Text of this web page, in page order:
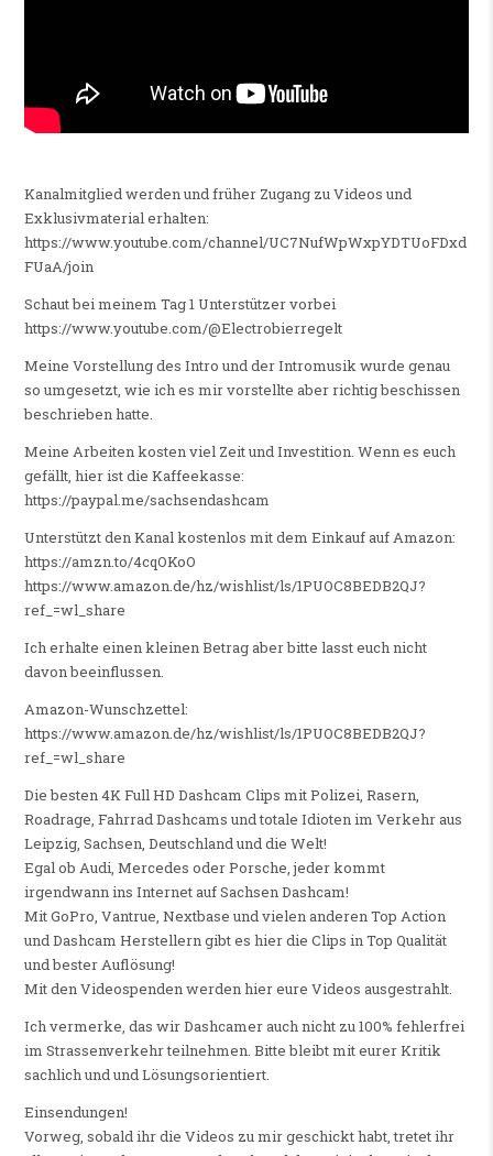
Kanalmitglied werden und früher Zugang zu Videos und
Exklusivmaterial erhalten:
https://www.youtube.com/channel/UC7NufWpWxpYDTUoFDxd
FUaA/join
Schaut bei meinem Tag 1 Unterstützer vorbei
https://www.youtube.com/@Electrobierregelt
Meine Vorstellung des Intro und der Intromusik wurde genau
so umgesetzt, wie ich es mir vorstellte aber richtig beschissen
beschrieben hatte.
Meine Arbeiten kosten viel Zeit und Investition. Wenn es euch
gefällt, hier ist die Kaffeekasse:
https://paypal.me/sachsendashcam
Unterstützt den Kanal kostenlos mit dem Einkauf auf Amazon:
https://amzn.to/4cqOKoO
https://www.amazon.de/hz/wishlist/ls/1PUOC8BEDB2QJ?
ref_=wl_share
Ich erhalte einen kleinen Betrag aber bitte lasst euch nicht
davon beeinflussen.
Amazon-Wunschzettel:
https://www.amazon.de/hz/wishlist/ls/1PUOC8BEDB2QJ?
ref_=wl_share
Die besten 4K Full HD Dashcam Clips mit Polizei, Rasern,
Roadrage, Fahrrad Dashcams und totale Idioten im Verkehr aus
Leipzig, Sachsen, Deutschland und die Welt!
Egal ob Audi, Mercedes oder Porsche, jeder kommt
irgendwann ins Internet auf Sachsen Dashcam!
Mit GoPro, Vantrue, Nextbase und vielen anderen Top Action
und Dashcam Herstellern gibt es hier die Clips in Top Qualität
und bester Auflösung!
Mit den Videospenden werden hier eure Videos ausgestrahlt.
Ich vermerke, das wir Dashcamer auch nicht zu 100% fehlerfrei
im Strassenverkehr teilnehmen. Bitte bleibt mit eurer Kritik
sachlich und und Lösungsorientiert.
Einsendungen!
Vorweg, sobald ihr die Videos zu mir geschickt habt, tretet ihr